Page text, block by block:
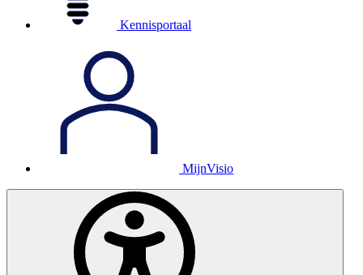
Kennisportaal
MijnVisio